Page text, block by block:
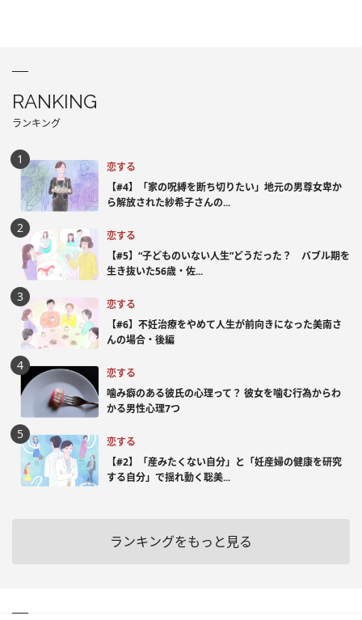
RANKING
ランキング
恋する
【#4】「家の呪縛を断ち切りたい」地元の男尊女卑か
ら解放された紗希子さんの...
恋する
【#5】“子どものいない人生”どうだった？ バブル期を
生き抜いた56歳・佐...
恋する
【#6】不妊治療をやめて人生が前向きになった美南さ
んの場合・後編
恋する
噛み癖のある彼氏の心理って？ 彼女を噛む行為からわ
かる男性心理7つ
恋する
【#2】「産みたくない自分」と「妊産婦の健康を研究
する自分」で揺れ動く聡美...
ランキングをもっと見る